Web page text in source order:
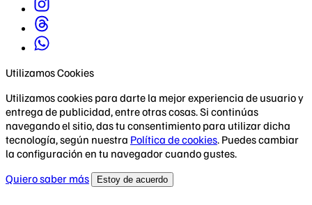
Utilizamos Cookies
Utilizamos cookies para darte la mejor experiencia de usuario y
entrega de publicidad, entre otras cosas. Si continúas
navegando el sitio, das tu consentimiento para utilizar dicha
tecnología, según nuestra Política de cookies. Puedes cambiar
la configuración en tu navegador cuando gustes.
Quiero saber más
Estoy de acuerdo